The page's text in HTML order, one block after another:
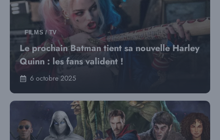
FILMS / TV
Le prochain Batman tient sa nouvelle Harley
Quinn : les fans valident !
6 octobre 2025